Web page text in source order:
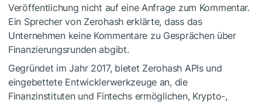
Veröffentlichung nicht auf eine Anfrage zum Kommentar.
Ein Sprecher von Zerohash erklärte, dass das
Unternehmen keine Kommentare zu Gesprächen über
Finanzierungsrunden abgibt.
Gegründet im Jahr 2017, bietet Zerohash APIs und
eingebettete Entwicklerwerkzeuge an, die
Finanzinstituten und Fintechs ermöglichen, Krypto-,